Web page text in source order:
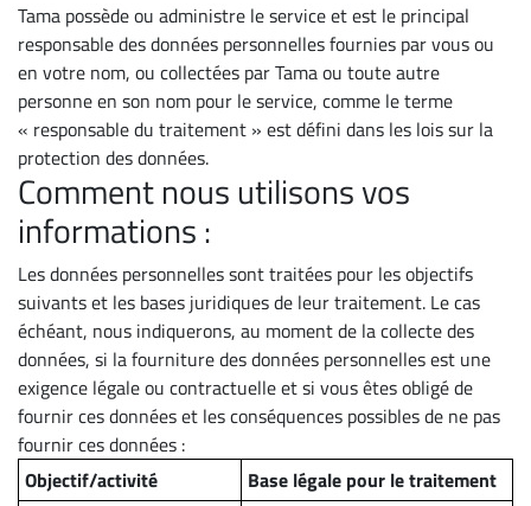
Tama possède ou administre le service et est le principal
responsable des données personnelles fournies par vous ou
en votre nom, ou collectées par Tama ou toute autre
personne en son nom pour le service, comme le terme
« responsable du traitement » est défini dans les lois sur la
protection des données.
Comment nous utilisons vos
informations :
Les données personnelles sont traitées pour les objectifs
suivants et les bases juridiques de leur traitement. Le cas
échéant, nous indiquerons, au moment de la collecte des
données, si la fourniture des données personnelles est une
exigence légale ou contractuelle et si vous êtes obligé de
fournir ces données et les conséquences possibles de ne pas
fournir ces données :
Objectif/activité
Base légale pour le traitement